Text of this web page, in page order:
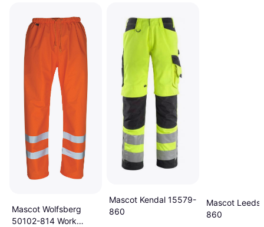
Mascot Wolfsberg
50102-814 Work
Mascot Kendal 15579-
860
Mascot Leeds
860